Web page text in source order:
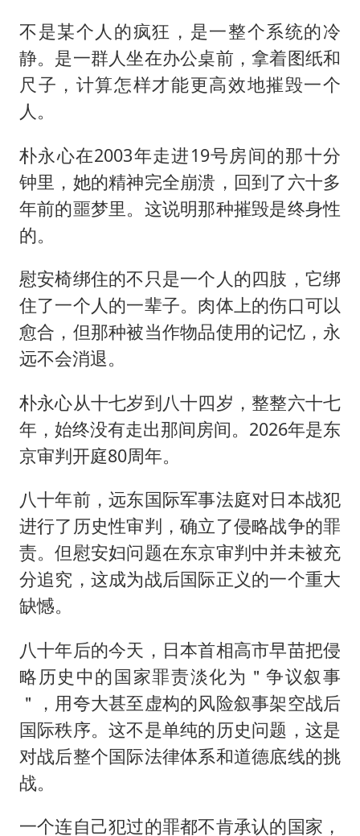
不是某个人的疯狂，是一整个系统的冷
静。是一群人坐在办公桌前，拿着图纸和
尺子，计算怎样才能更高效地摧毁一个
人。
朴永心在2003年走进19号房间的那十分
钟里，她的精神完全崩溃，回到了六十多
年前的噩梦里。这说明那种摧毁是终身性
的。
慰安椅绑住的不只是一个人的四肢，它绑
住了一个人的一辈子。肉体上的伤口可以
愈合，但那种被当作物品使用的记忆，永
远不会消退。
朴永心从十七岁到八十四岁，整整六十七
年，始终没有走出那间房间。2026年是东
京审判开庭80周年。
八十年前，远东国际军事法庭对日本战犯
进行了历史性审判，确立了侵略战争的罪
责。但慰安妇问题在东京审判中并未被充
分追究，这成为战后国际正义的一个重大
缺憾。
八十年后的今天，日本首相高市早苗把侵
略历史中的国家罪责淡化为＂争议叙事
＂，用夸大甚至虚构的风险叙事架空战后
国际秩序。这不是单纯的历史问题，这是
对战后整个国际法律体系和道德底线的挑
战。
一个连自己犯过的罪都不肯承认的国家，